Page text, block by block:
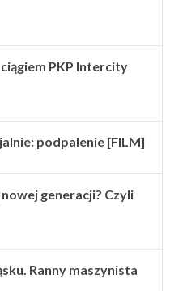
PKP Intercity
podpalenie [FILM]
generacji? Czyli
Ranny maszynista